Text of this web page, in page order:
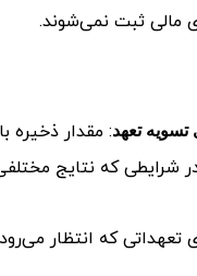
مالی ثبت نمی‌شوند.
تسویه تعهد: مقدار ذخیره
شرایطی که نتایج
تعهداتی که انتظار